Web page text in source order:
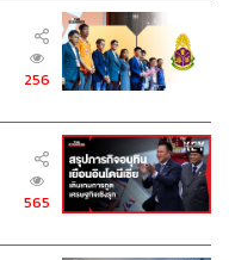
256
565